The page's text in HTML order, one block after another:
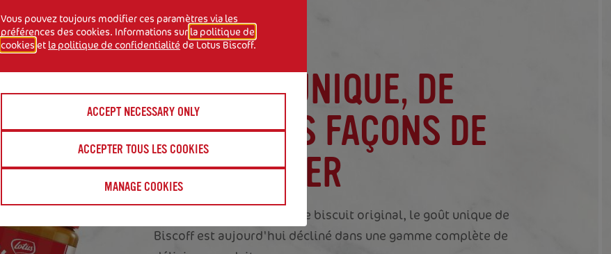
UN GOÛT UNIQUE, DE
MULTIPLES FAÇONS DE
L'APPRÉCIER
Si tout a commencé avec le biscuit original, le goût unique de
Biscoff est aujourd'hui décliné dans une gamme complète de
Vous pouvez toujours modifier ces paramètres via les
préférences des cookies. Informations sur la politique de
cookies et la politique de confidentialité de Lotus Biscoff.
ACCEPT NECESSARY ONLY
ACCEPTER TOUS LES COOKIES
MANAGE COOKIES